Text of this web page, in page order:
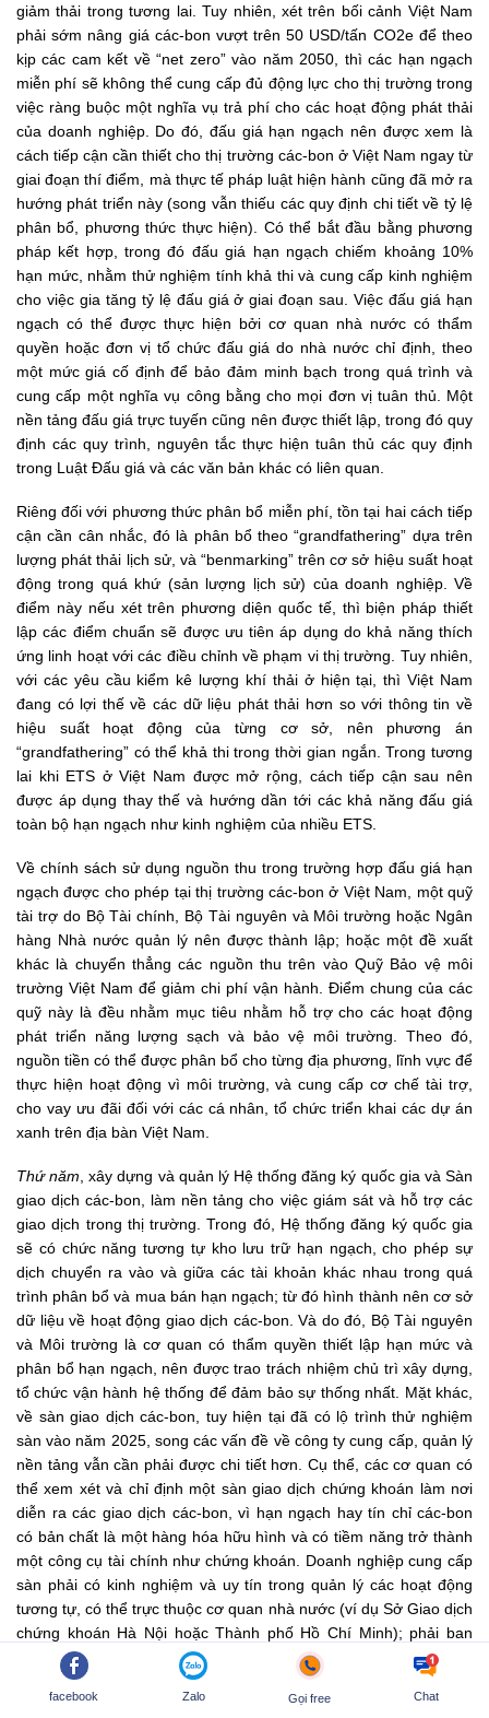
giảm thải trong tương lai. Tuy nhiên, xét trên bối cảnh Việt Nam
phải sớm nâng giá các-bon vượt trên 50 USD/tấn CO2e để theo
kịp các cam kết về “net zero” vào năm 2050, thì các hạn ngạch
miễn phí sẽ không thể cung cấp đủ động lực cho thị trường trong
việc ràng buộc một nghĩa vụ trả phí cho các hoạt động phát thải
của doanh nghiệp. Do đó, đấu giá hạn ngạch nên được xem là
cách tiếp cận cần thiết cho thị trường các-bon ở Việt Nam ngay từ
giai đoạn thí điểm, mà thực tế pháp luật hiện hành cũng đã mở ra
hướng phát triển này (song vẫn thiếu các quy định chi tiết về tỷ lệ
phân bổ, phương thức thực hiện). Có thể bắt đầu bằng phương
pháp kết hợp, trong đó đấu giá hạn ngạch chiếm khoảng 10%
hạn mức, nhằm thử nghiệm tính khả thi và cung cấp kinh nghiệm
cho việc gia tăng tỷ lệ đấu giá ở giai đoạn sau. Việc đấu giá hạn
ngạch có thể được thực hiện bởi cơ quan nhà nước có thẩm
quyền hoặc đơn vị tổ chức đấu giá do nhà nước chỉ định, theo
một mức giá cố định để bảo đảm minh bạch trong quá trình và
cung cấp một nghĩa vụ công bằng cho mọi đơn vị tuân thủ. Một
nền tảng đấu giá trực tuyến cũng nên được thiết lập, trong đó quy
định các quy trình, nguyên tắc thực hiện tuân thủ các quy định
trong Luật Đấu giá và các văn bản khác có liên quan.
Riêng đối với phương thức phân bổ miễn phí, tồn tại hai cách tiếp
cận cần cân nhắc, đó là phân bổ theo “grandfathering” dựa trên
lượng phát thải lịch sử, và “benmarking” trên cơ sở hiệu suất hoạt
động trong quá khứ (sản lượng lịch sử) của doanh nghiệp. Về
điểm này nếu xét trên phương diện quốc tế, thì biện pháp thiết
lập các điểm chuẩn sẽ được ưu tiên áp dụng do khả năng thích
ứng linh hoạt với các điều chỉnh về phạm vi thị trường. Tuy nhiên,
với các yêu cầu kiểm kê lượng khí thải ở hiện tại, thì Việt Nam
đang có lợi thế về các dữ liệu phát thải hơn so với thông tin về
hiệu suất hoạt động của từng cơ sở, nên phương án
“grandfathering” có thể khả thi trong thời gian ngắn. Trong tương
lai khi ETS ở Việt Nam được mở rộng, cách tiếp cận sau nên
được áp dụng thay thế và hướng dần tới các khả năng đấu giá
toàn bộ hạn ngạch như kinh nghiệm của nhiều ETS.
Về chính sách sử dụng nguồn thu trong trường hợp đấu giá hạn
ngạch được cho phép tại thị trường các-bon ở Việt Nam, một quỹ
tài trợ do Bộ Tài chính, Bộ Tài nguyên và Môi trường hoặc Ngân
hàng Nhà nước quản lý nên được thành lập; hoặc một đề xuất
khác là chuyển thẳng các nguồn thu trên vào Quỹ Bảo vệ môi
trường Việt Nam để giảm chi phí vận hành. Điểm chung của các
quỹ này là đều nhằm mục tiêu nhằm hỗ trợ cho các hoạt động
phát triển năng lượng sạch và bảo vệ môi trường. Theo đó,
nguồn tiền có thể được phân bổ cho từng địa phương, lĩnh vực để
thực hiện hoạt động vì môi trường, và cung cấp cơ chế tài trợ,
cho vay ưu đãi đối với các cá nhân, tổ chức triển khai các dự án
xanh trên địa bàn Việt Nam.
Thứ năm, xây dựng và quản lý Hệ thống đăng ký quốc gia và Sàn
giao dịch các-bon, làm nền tảng cho việc giám sát và hỗ trợ các
giao dịch trong thị trường. Trong đó, Hệ thống đăng ký quốc gia
sẽ có chức năng tương tự kho lưu trữ hạn ngạch, cho phép sự
dịch chuyển ra vào và giữa các tài khoản khác nhau trong quá
trình phân bổ và mua bán hạn ngạch; từ đó hình thành nên cơ sở
dữ liệu về hoạt động giao dịch các-bon. Và do đó, Bộ Tài nguyên
và Môi trường là cơ quan có thẩm quyền thiết lập hạn mức và
phân bổ hạn ngạch, nên được trao trách nhiệm chủ trì xây dựng,
tổ chức vận hành hệ thống để đảm bảo sự thống nhất. Mặt khác,
về sàn giao dịch các-bon, tuy hiện tại đã có lộ trình thử nghiệm
sàn vào năm 2025, song các vấn đề về công ty cung cấp, quản lý
nền tảng vẫn cần phải được chi tiết hơn. Cụ thể, các cơ quan có
thể xem xét và chỉ định một sàn giao dịch chứng khoán làm nơi
diễn ra các giao dịch các-bon, vì hạn ngạch hay tín chỉ các-bon
có bản chất là một hàng hóa hữu hình và có tiềm năng trở thành
một công cụ tài chính như chứng khoán. Doanh nghiệp cung cấp
sàn phải có kinh nghiệm và uy tín trong quản lý các hoạt động
tương tự, có thể trực thuộc cơ quan nhà nước (ví dụ Sở Giao dịch
chứng khoán Hà Nội hoặc Thành phố Hồ Chí Minh); phải ban
hành một hệ thống quy định nội bộ phù hợp cho quy trình thực
hiện giao dịch các-bon, bảo đảm quyền và lợi ích hợp pháp của
các bên tham gia thị trường.
facebook Zalo Gọi free Chat